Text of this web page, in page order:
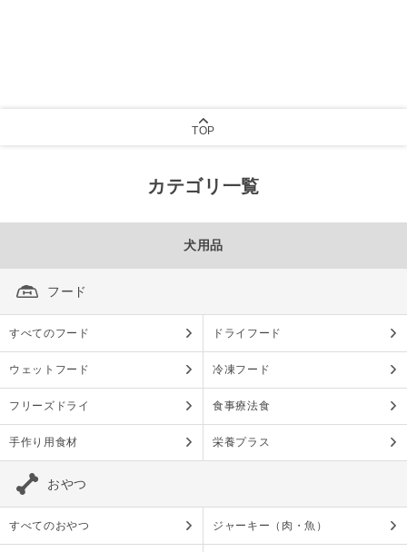
TOP
カテゴリ一覧
犬用品
フード
すべてのフード ドライフード
ウェットフード 冷凍フード
フリーズドライ 食事療法食
手作り用食材 栄養プラス
おやつ
すべてのおやつ ジャーキー（肉・魚）